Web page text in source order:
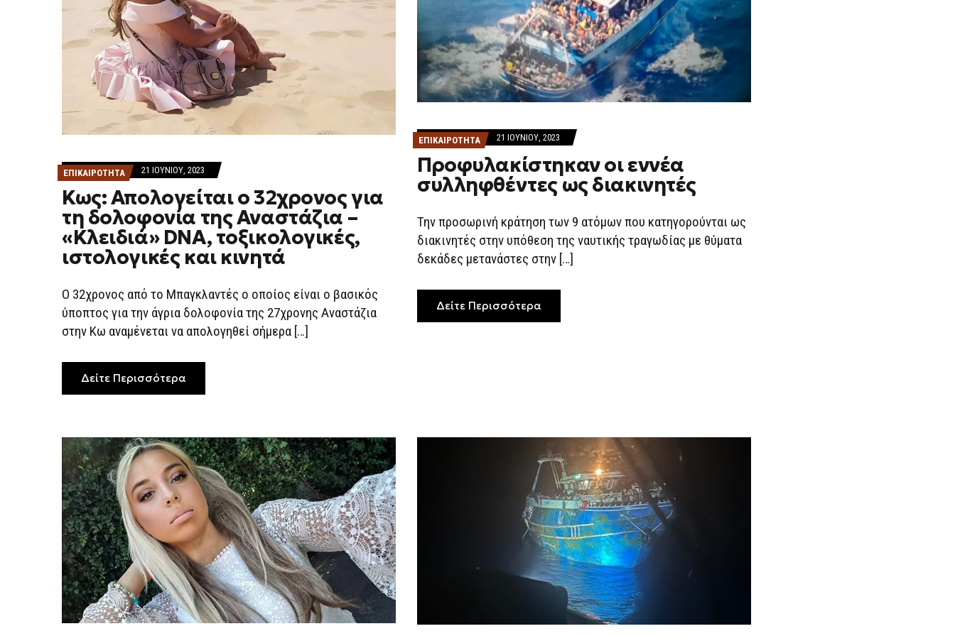
ΕΠΙΚΑΙΡΟΤΗΤΑ 21 ΙΟΥΝΊΟΥ, 2023
Κως: Απολογείται ο 32χρονος για
τη δολοφονία της Αναστάζια –
«Κλειδιά» DNA, τοξικολογικές,
ιστολογικές και κινητά
Ο 32χρονος από το Μπαγκλαντές ο οποίος είναι ο βασικός
ύποπτος για την άγρια δολοφονία της 27χρονης Αναστάζια
στην Κω αναμένεται να απολογηθεί σήμερα […]
Δείτε Περισσότερα
ΕΠΙΚΑΙΡΟΤΗΤΑ 21 ΙΟΥΝΊΟΥ, 2023
Προφυλακίστηκαν οι εννέα
συλληφθέντες ως διακινητές
Την προσωρινή κράτηση των 9 ατόμων που κατηγορούνται ως
διακινητές στην υπόθεση της ναυτικής τραγωδίας με θύματα
δεκάδες μετανάστες στην […]
Δείτε Περισσότερα